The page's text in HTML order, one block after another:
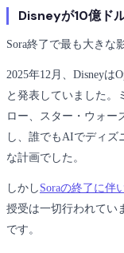
Disneyが10億ド
Sora終了で最も大きな
2025年12月、Disneyは
と発表していました。
ロー、スター・ウォー
し、誰でもAIでディズ
な計画でした。
しかし Soraの終了に伴
授受は一切行われてい
です。